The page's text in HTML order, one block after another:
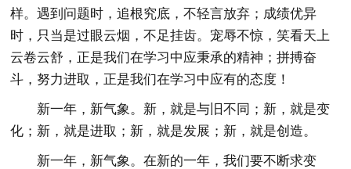
样。遇到问题时，追根究底，不轻言放弃；成绩优异
时，只当是过眼云烟，不足挂齿。宠辱不惊，笑看天上
云卷云舒，正是我们在学习中应秉承的精神；拼搏奋
斗，努力进取，正是我们在学习中应有的态度！
新一年，新气象。新，就是与旧不同；新，就是变
化；新，就是进取；新，就是发展；新，就是创造。
新一年，新气象。在新的一年，我们要不断求变